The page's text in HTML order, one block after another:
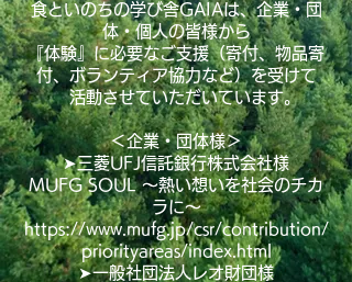
食といのちの学び舎GAIAは、企業・団
体・個人の皆様から
『体験』に必要なご支援（寄付、物品寄
付、ボランティア協力など）を受けて
活動させていただいています。
＜企業・団体様＞
➤三菱UFJ信託銀行株式会社様
MUFG SOUL ～熱い想いを社会のチカ
ラに～
https://www.mufg.jp/csr/contribution/
priorityareas/index.html
➤一般社団法人レオ財団様